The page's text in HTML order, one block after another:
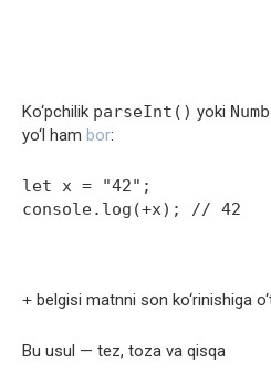
Ko‘pchilik parseInt() yoki
yo‘l ham bor:
console.log(+x); // 42
+ belgisi matnni son ko‘rinishiga
Bu usul — tez, toza va qisqa